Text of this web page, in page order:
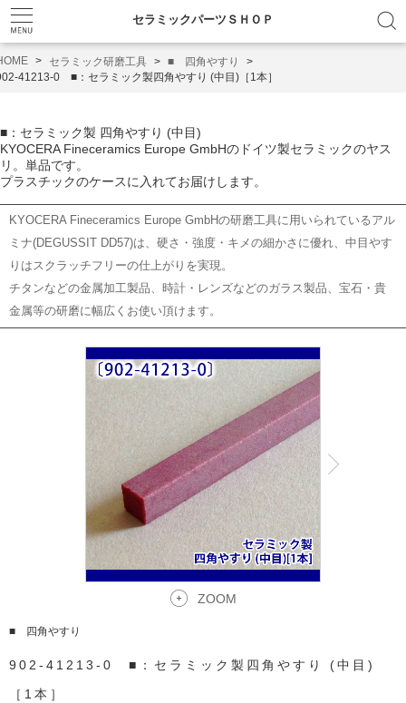
セラミックパーツＳＨＯＰ
セラミック研磨工具
■ 四角やすり
41213-0 ■：セラミック製四角やすり (中目)［1本］
■：セラミック製 四角やすり (中目)
KYOCERA Fineceramics Europe GmbHのドイツ製セラミックのヤス
リ。単品です。
プラスチックのケースに入れてお届けします。
KYOCERA Fineceramics Europe GmbHの研磨工具に用いられているアル
ミナ(DEGUSSIT DD57)は、硬さ・強度・キメの細かさに優れ、中目やす
りはスクラッチフリーの仕上がりを実現。
チタンなどの金属加工製品、時計・レンズなどのガラス製品、宝石・貴
金属等の研磨に幅広くお使い頂けます。
ZOOM
■ 四角やすり
902-41213-0 ■：セラミック製四角やすり (中目)
［1本］